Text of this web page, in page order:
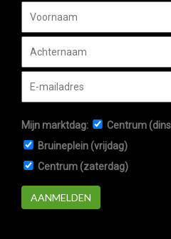
Mijn marktdag:
Centrum
Bruineplein (vrijdag)
Centrum (zaterdag)
AANMELDEN